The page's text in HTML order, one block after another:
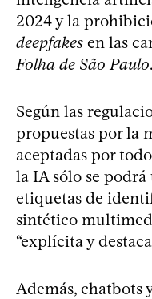
2024 y la
deepfakes en las
Folha de São Paulo.
Según las
propuestas por la
aceptadas por
la IA sólo se
etiquetas de
sintético
“explícita y
Además, chatbots